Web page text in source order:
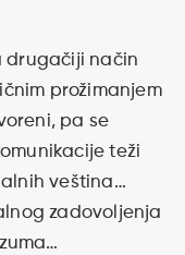
drugačiji način
prožimanjem
pa se
teži
veština…
zadovoljenja